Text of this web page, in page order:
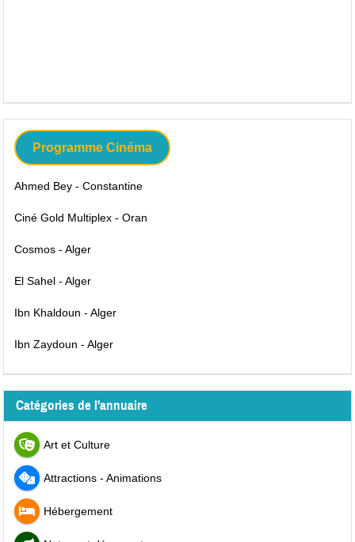
Programme Cinéma
Ahmed Bey - Constantine
Ciné Gold Multiplex - Oran
Cosmos - Alger
El Sahel - Alger
Ibn Khaldoun - Alger
Ibn Zaydoun - Alger
Catégories de l'annuaire
Art et Culture
Attractions - Animations
Hébergement